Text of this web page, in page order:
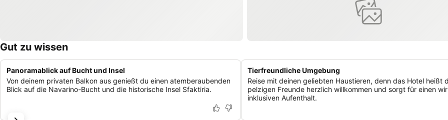
Gut zu wissen
Panoramablick auf Bucht und Insel
Von deinem privaten Balkon aus genießt du einen atemberaubenden
Blick auf die Navarino-Bucht und die historische Insel Sfaktiria.
Tierfreundliche Umgebung
Reise mit deinen geliebten Haustieren, denn das Hotel heißt
pelzigen Freunde herzlich willkommen und sorgt für einen
inklusiven Aufenthalt.